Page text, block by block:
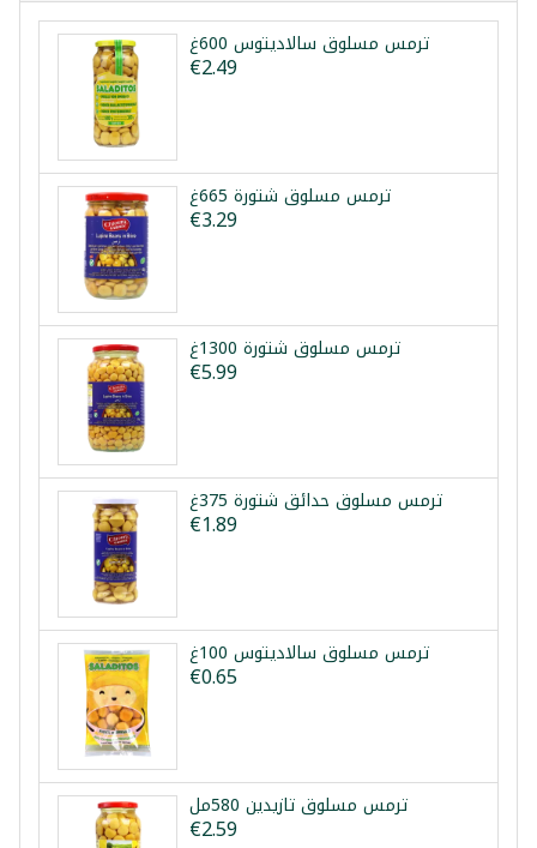
ترمس مسلوق سالاديتوس 600غ
€2.49
ترمس مسلوق شتورة 665غ
€3.29
ترمس مسلوق شتورة 1300غ
€5.99
ترمس مسلوق حدائق شتورة 375غ
€1.89
ترمس مسلوق سالاديتوس 100غ
€0.65
ترمس مسلوق تازيدين 580مل
€2.59